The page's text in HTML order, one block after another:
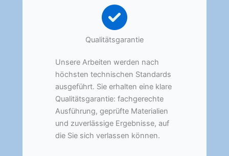
Qualitätsgarantie
Unsere Arbeiten werden nach
höchsten technischen Standards
ausgeführt. Sie erhalten eine klare
Qualitätsgarantie: fachgerechte
Ausführung, geprüfte Materialien
und zuverlässige Ergebnisse, auf
die Sie sich verlassen können.